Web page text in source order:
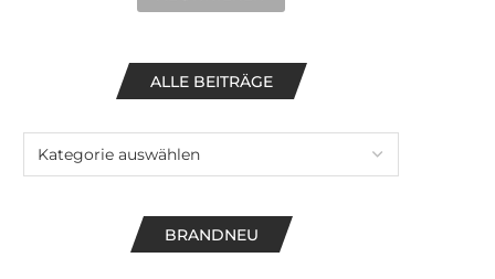
ALLE BEITRÄGE
BRANDNEU